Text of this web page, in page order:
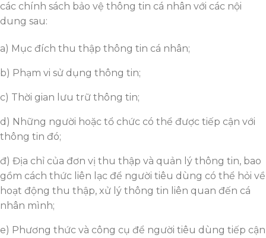
các chính sách bảo vệ thông tin cá nhân với các nội
dung sau:
a) Mục đích thu thập thông tin cá nhân;
b) Phạm vi sử dụng thông tin;
c) Thời gian lưu trữ thông tin;
d) Những người hoặc tổ chức có thể được tiếp cận với
thông tin đó;
đ) Địa chỉ của đơn vị thu thập và quản lý thông tin, bao
gồm cách thức liên lạc để người tiêu dùng có thể hỏi về
hoạt động thu thập, xử lý thông tin liên quan đến cá
nhân mình;
e) Phương thức và công cụ để người tiêu dùng tiếp cận